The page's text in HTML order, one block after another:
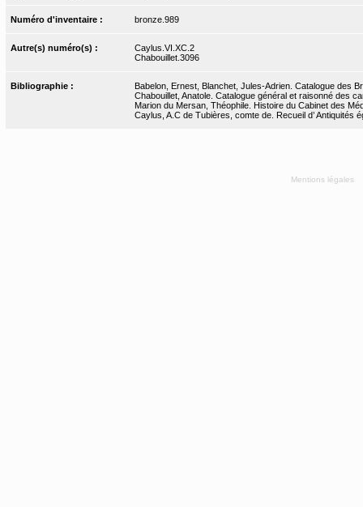
Numéro d'inventaire : bronze.989
Autre(s) numéro(s) :
Caylus.VI.XC.2
Chabouillet.3096
Bibliographie :
Babelon, Ernest, Blanchet, Jules-Adrien. Catalogue des
Chabouillet, Anatole. Catalogue général et raisonné des
Marion du Mersan, Théophile. Histoire du Cabinet des
Caylus, A.C de Tubières, comte de. Recueil d’
Mentions légales